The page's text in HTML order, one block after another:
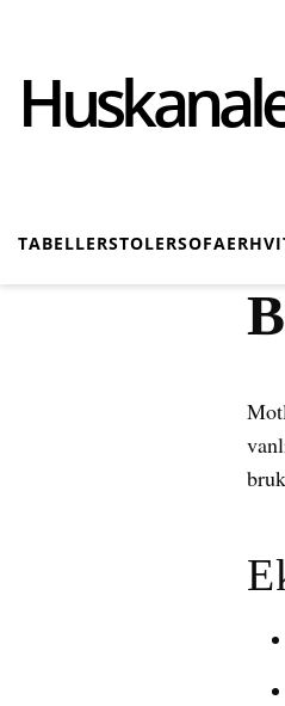
TABELLERSTOLERSOFAER